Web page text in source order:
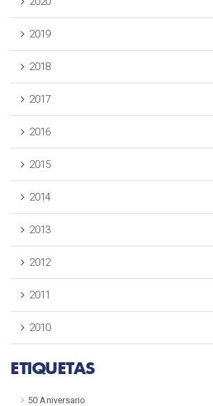
2019
2018
2017
2016
2015
2014
2013
2012
2011
2010
ETIQUETAS
50 Aniversario